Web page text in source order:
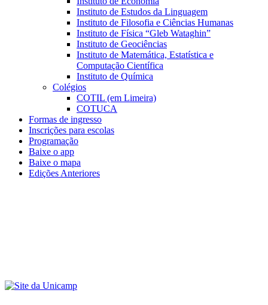
Instituto de Estudos da Linguagem
Instituto de Filosofia e Ciências Humanas
Instituto de Física “Gleb Wataghin”
Instituto de Geociências
Instituto de Matemática, Estatística e
Computação Científica
Instituto de Química
Colégios
COTIL (em Limeira)
COTUCA
Formas de ingresso
Inscrições para escolas
Programação
Baixe o app
Baixe o mapa
Edições Anteriores